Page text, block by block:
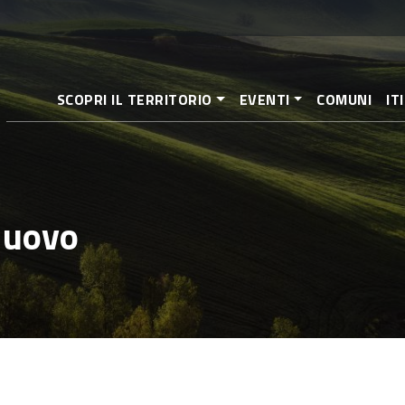
al
contenido
principal
SCOPRI IL TERRITORIO
EVENTI COMUNI